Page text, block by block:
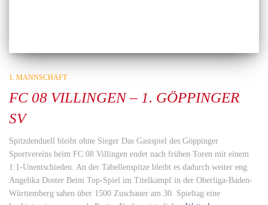
1. MANNSCHAFT
FC 08 VILLINGEN – 1. GÖPPINGER
SV
Spitzdenduell bleibt ohne Sieger Das Gastspiel des Göppinger
Sportvereins beim FC 08 Villingen endet nach frühen Toren mit einem
1:1-Unentschieden. An der Tabellenspitze bleibt es dadurch weiter eng.
Angelika Doster Beim Top-Spiel im Titelkampf in der Oberliga-Baden-
Württemberg sahen über 1500 Zuschauer am 30. Spieltag eine